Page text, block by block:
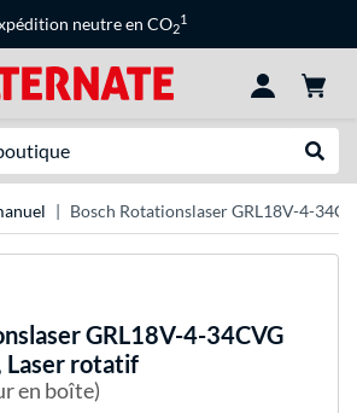
neutre en CO2
1
Bosch Rotationslaser GRL18V-4-
GRL18V-4-34CVG
Laser rotatif
en boîte)